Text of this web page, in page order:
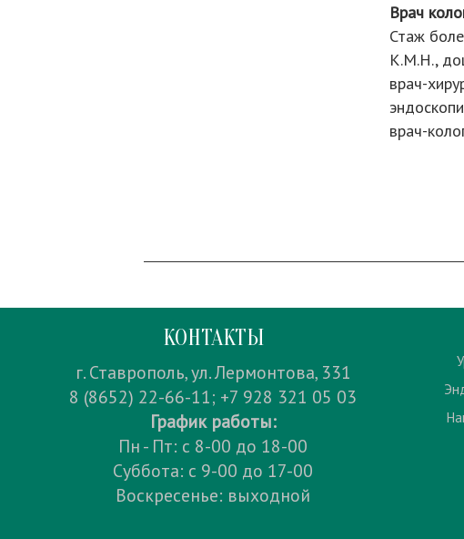
Врач
Стаж
К.М.Н.,
врач-
врач-
КОНТАКТЫ
г. Ставрополь, ул. Лермонтова, 331
8 (8652) 22-66-11; +7 928 321 05 03
График работы:
Пн - Пт: с 8-00 до 18-00
Суббота: с 9-00 до 17-00
Воскресенье: выходной